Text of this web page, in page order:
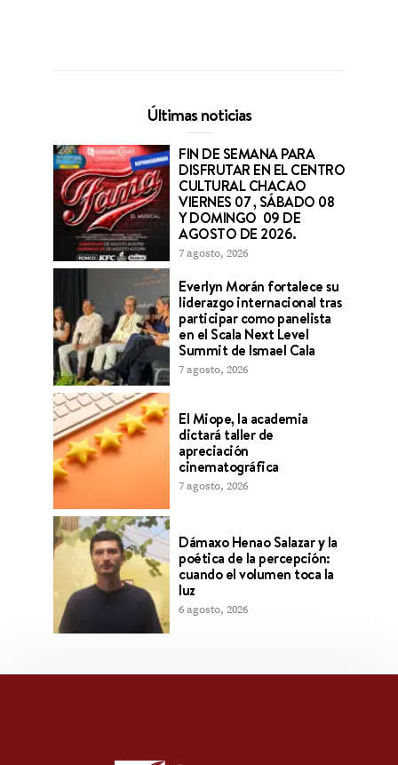
Últimas noticias
FIN DE SEMANA PARA
DISFRUTAR EN EL CENTRO
CULTURAL CHACAO
VIERNES 07 , SÁBADO 08
Y DOMINGO 09 DE
AGOSTO DE 2026.
7 agosto, 2026
Everlyn Morán fortalece su
liderazgo internacional tras
participar como panelista
en el Scala Next Level
Summit de Ismael Cala
7 agosto, 2026
El Miope, la academia
dictará taller de
apreciación
cinematográfica
7 agosto, 2026
Dámaxo Henao Salazar y la
poética de la percepción:
cuando el volumen toca la
luz
6 agosto, 2026